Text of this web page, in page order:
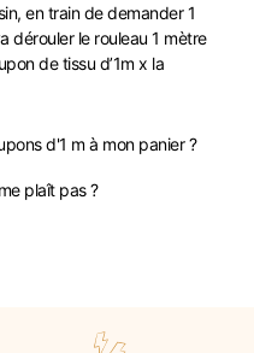
en train de demander 1
dérouler le rouleau 1 mètre
de tissu d’1m x la
d'1 m à mon panier ?
plaît pas ?